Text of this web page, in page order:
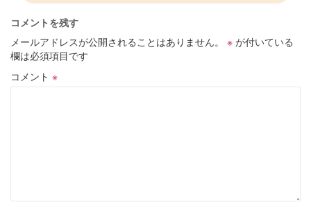
コメントを残す
メールアドレスが公開されることはありません。
※ が付いている
欄は必須項目です
コメント ※